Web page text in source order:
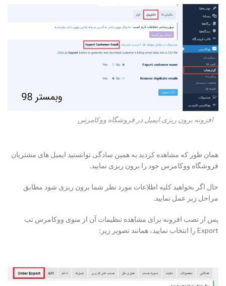
افزونه برون ریزی ایمیل در فروشگاه ووکامرس
همان طور که مشاهده کردید به همین سادگی توانستید ایمیل های مشتریان
فروشگاه ووکامرس خود را برون ریزی نمایید.
حال اگر بخواهید کلیه اطلاعات مورد نظر شما برون ریزی شود مطابق
مراحل زیر عمل نمایید.
پس ار نصب افزونه برای مشاهده تنظیمات آن از منوی ووکامرس تب
Export را انتخاب نمایید، همانند تصویر زیر: